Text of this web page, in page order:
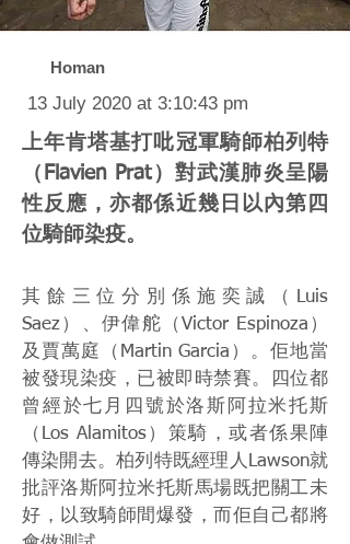
Homan
13 July 2020 at 3:10:43 pm
上年肯塔基打吡冠軍騎師柏列特
（Flavien Prat）對武漢肺炎呈陽
性反應，亦都係近幾日以內第四
位騎師染疫。
其餘三位分別係施奕誠（Luis
Saez）、伊偉舵（Victor Espinoza）
及賈萬庭（Martin Garcia）。佢地當
被發現染疫，已被即時禁賽。四位都
曾經於七月四號於洛斯阿拉米托斯
（Los Alamitos）策騎，或者係果陣
傳染開去。柏列特既經理人Lawson就
批評洛斯阿拉米托斯馬場既把關工未
好，以致騎師間爆發，而佢自己都將